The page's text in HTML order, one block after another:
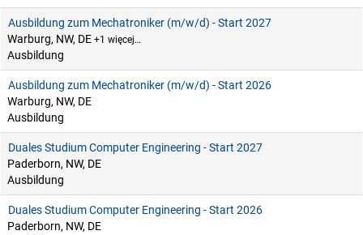
Ausbildung zum Mechatroniker (m/w/d) - Start 2027
Warburg, NW, DE +1 więcej…
Ausbildung
Ausbildung zum Mechatroniker (m/w/d) - Start 2026
Warburg, NW, DE
Ausbildung
Duales Studium Computer Engineering - Start 2027
Paderborn, NW, DE
Ausbildung
Duales Studium Computer Engineering - Start 2026
Paderborn, NW, DE